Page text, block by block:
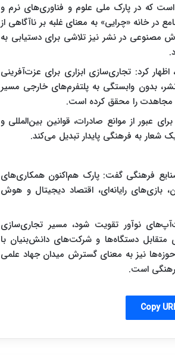
که در پارک ملی علوم و فناوری‌های نرم و
در خانه «چرایی» به معنای غلبه بر ناآگاهی از
در نشر نیز تلاشی برای دستیابی به
کرد: تجاری‌سازی ابزاری برای عزت‌آفرینی
بدون وابستگی به پلتفرم‌های خارجی مسیر
مجاهدت را محقق کرده است.
عبور از موانع صادرات، قوانین بین‌المللی و
به فرهنگی پایدار تبدیل می‌کند.
فرهنگی گفت: پارک هم‌اکنون همکاری‌های
بازی‌های رایانه‌ای، اقتصاد دیجیتال و هوش
نوآور تقویت شود، مسیر تجاری‌سازی
متقابل دستگاه‌ها و شرکت‌های دانش‌بنیان با
نیز به معنای گسترش میدان جهاد علمی
است.
Copy